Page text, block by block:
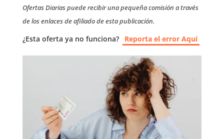
Ofertas Diarias puede recibir una pequeña comisión a través
de los enlaces de afiliado de esta publicación.
¿Esta oferta ya no funciona? Reporta el error Aquí